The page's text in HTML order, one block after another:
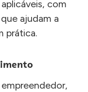
com
ajudam a
prática.